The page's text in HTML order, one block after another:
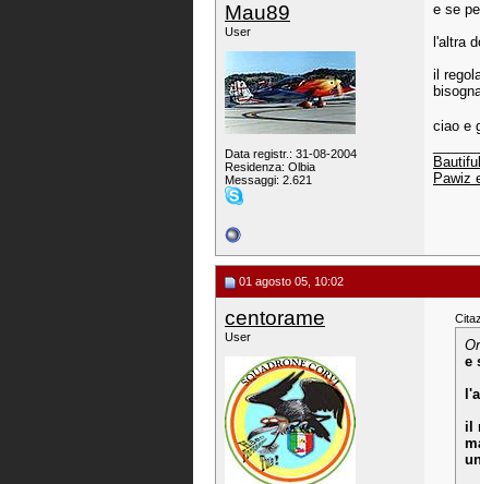
Mau89
User
Data registr.: 31-08-2004
Residenza: Olbia
Messaggi: 2.621
e se
l'altra
il
ciao e
Pawiz
01 agosto 05, 10:02
centorame
User
e
il